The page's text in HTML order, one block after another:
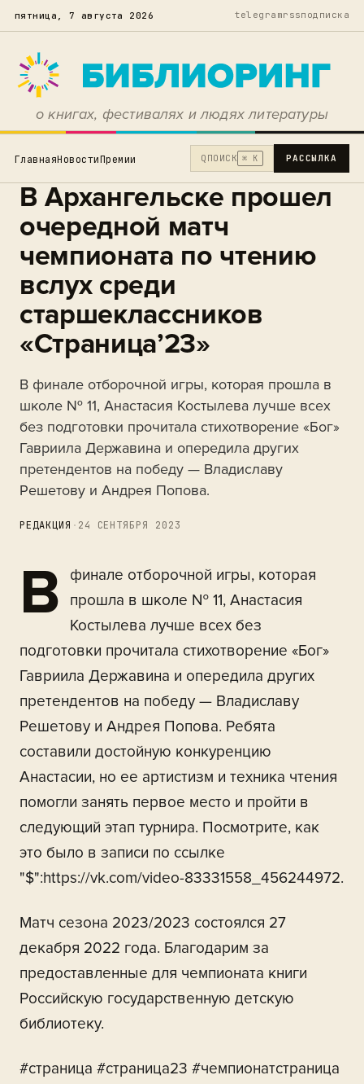
пятница, 7 августа 2026 telegramrssподписка
о книгах, фестивалях и людях литературы
ГлавнаяНовостиПремии Q ПОИСК ⌘ K РАССЫЛКА
В Архангельске прошел
очередной матч
чемпионата по чтению
вслух среди
старшеклассников
«Страница’23»
В финале отборочной игры, которая прошла в
школе № 11, Анастасия Костылева лучше всех
без подготовки прочитала стихотворение «Бог»
Гавриила Державина и опередила других
претендентов на победу — Владиславу
Решетову и Андрея Попова.
РЕДАКЦИЯ · 24 СЕНТЯБРЯ 2023
В
финале отборочной игры, которая
прошла в школе № 11, Анастасия
Костылева лучше всех без
подготовки прочитала стихотворение «Бог»
Гавриила Державина и опередила других
претендентов на победу — Владиславу
Решетову и Андрея Попова. Ребята
составили достойную конкуренцию
Анастасии, но ее артистизм и техника чтения
помогли занять первое место и пройти в
следующий этап турнира. Посмотрите, как
это было в записи по ссылке
"$":https://vk.com/video-83331558_456244972.
Матч сезона 2023/2023 состоялся 27
декабря 2022 года. Благодарим за
предоставленные для чемпионата книги
Российскую государственную детскую
библиотеку.
#страница #страница23 #чемпионатстраница